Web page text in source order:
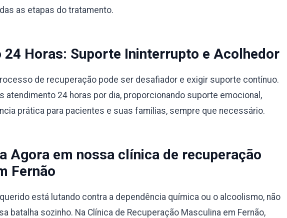
as etapas do tratamento.
Horas: Suporte Ininterrupto e Acolhedor
de recuperação pode ser desafiador e exigir suporte contínuo.
atendimento 24 horas por dia, proporcionando suporte emocional,
prática para pacientes e suas famílias, sempre que necessário.
Agora em nossa clínica de recuperação
Fernão
está lutando contra a dependência química ou o alcoolismo, não
batalha sozinho. Na Clínica de Recuperação Masculina em Fernão,